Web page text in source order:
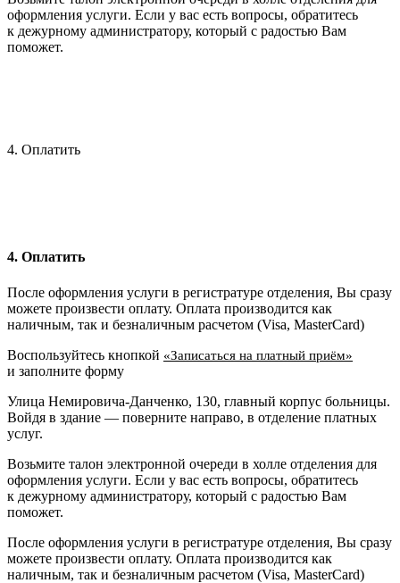
оформления услуги. Если у вас есть вопросы, обратитесь
к дежурному администратору, который с радостью Вам
поможет.
4. Оплатить
4. Оплатить
После оформления услуги в регистратуре отделения, Вы сразу
можете произвести оплату. Оплата производится как
наличным, так и безналичным расчетом (Visa, MasterCard)
Воспользуйтесь кнопкой «Записаться на платный приём»
и заполните форму
Улица Немировича-Данченко, 130, главный корпус больницы.
Войдя в здание — поверните направо, в отделение платных
услуг.
Возьмите талон электронной очереди в холле отделения для
оформления услуги. Если у вас есть вопросы, обратитесь
к дежурному администратору, который с радостью Вам
поможет.
После оформления услуги в регистратуре отделения, Вы сразу
можете произвести оплату. Оплата производится как
наличным, так и безналичным расчетом (Visa, MasterCard)